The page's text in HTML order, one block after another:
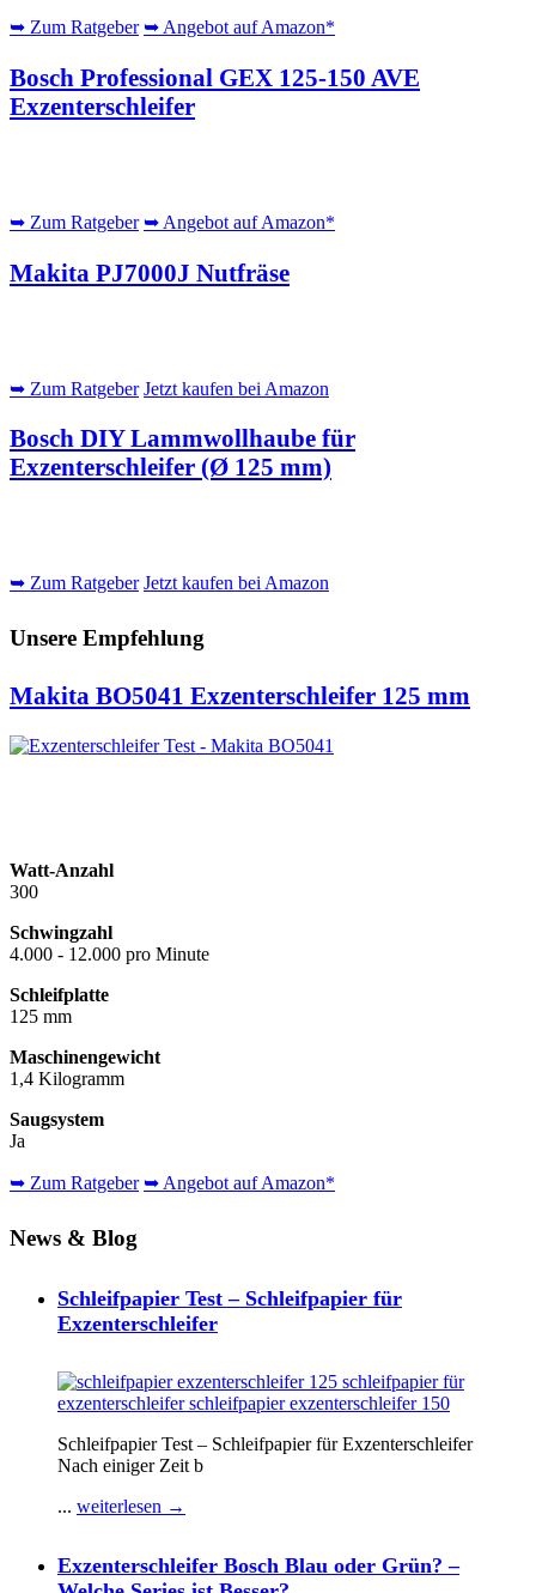
➥ Zum Ratgeber ➥ Angebot auf Amazon*
Bosch Professional GEX 125-150 AVE
Exzenterschleifer
➥ Zum Ratgeber ➥ Angebot auf Amazon*
Makita PJ7000J Nutfräse
➥ Zum Ratgeber Jetzt kaufen bei Amazon
Bosch DIY Lammwollhaube für
Exzenterschleifer (Ø 125 mm)
➥ Zum Ratgeber Jetzt kaufen bei Amazon
Unsere Empfehlung
Makita BO5041 Exzenterschleifer 125 mm
Watt-Anzahl
300
Schwingzahl
4.000 - 12.000 pro Minute
Schleifplatte
125 mm
Maschinengewicht
1,4 Kilogramm
Saugsystem
Ja
➥ Zum Ratgeber ➥ Angebot auf Amazon*
News & Blog
Schleifpapier Test – Schleifpapier für
Exzenterschleifer
Schleifpapier Test – Schleifpapier für Exzenterschleifer
Nach einiger Zeit b
... weiterlesen →
Exzenterschleifer Bosch Blau oder Grün? –